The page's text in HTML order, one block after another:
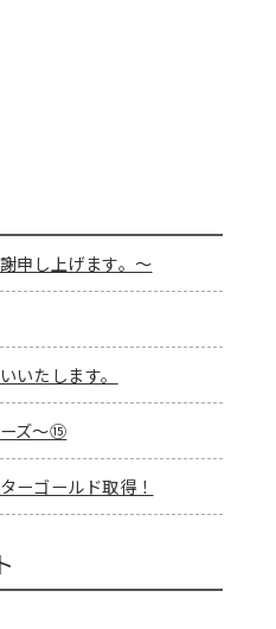
申し上げます。～
いたします。
ズ～⑮
ーゴールド取得！